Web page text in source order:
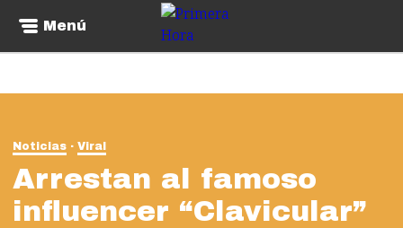
Menú
Noticias Viral
Arrestan al famoso
influencer “Clavicular”